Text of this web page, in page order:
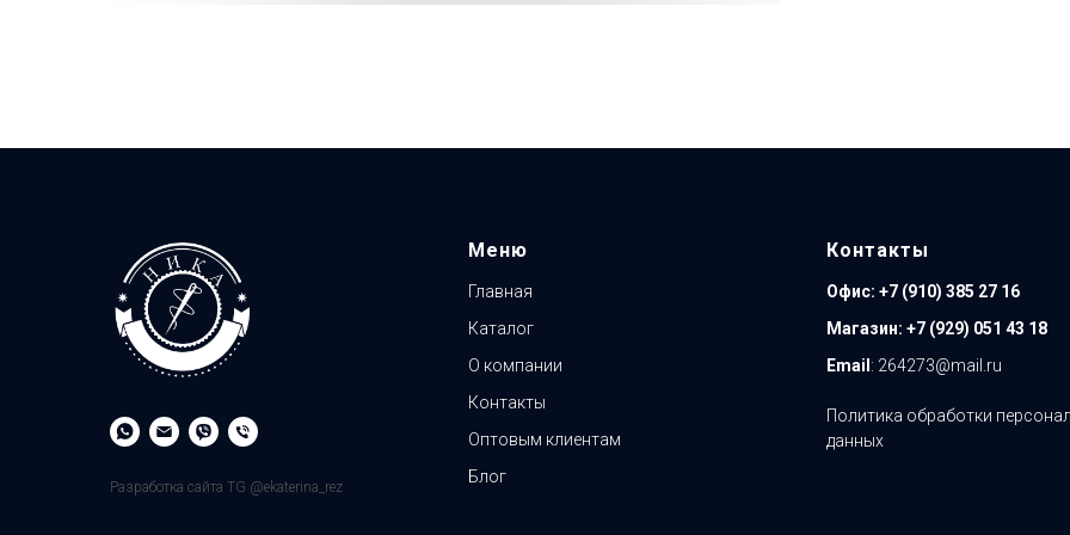
Разработка сайта TG @ekaterina_rez
Меню
Главная
Каталог
О компании
Контакты
Оптовым клиентам
Блог
Контакты
Офис: +7 (910) 385 27 16
Магазин: +7 (929) 051 43 18
Email : 264273@mail.ru
Политика обработки
данных